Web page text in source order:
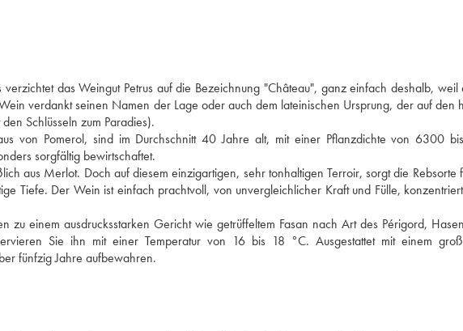
das Weingut Petrus auf die Bezeichnung "Château", ganz einfach deshalb, weil
verdankt seinen Namen der Lage oder auch dem lateinischen Ursprung, der auf den
Schlüsseln zum Paradies).
von Pomerol, sind im Durchschnitt 40 Jahre alt, mit einer Pflanzdichte von 6300
sorgfältig bewirtschaftet.
aus Merlot. Doch auf diesem einzigartigen, sehr tonhaltigen Terroir, sorgt die Rebsorte
Tiefe. Der Wein ist einfach prachtvoll, von unvergleichlicher Kraft und Fülle,
zu einem ausdrucksstarken Gericht wie getrüffeltem Fasan nach Art des Périgord,
Sie ihn mit einer Temperatur von 16 bis 18 °C. Ausgestattet mit einem
fünfzig Jahre aufbewahren.